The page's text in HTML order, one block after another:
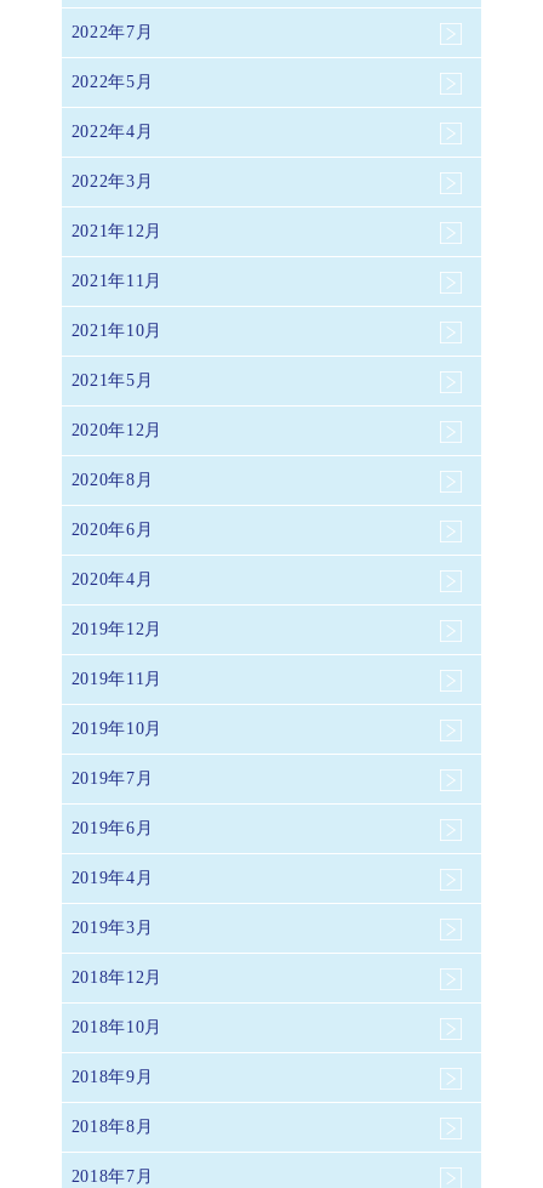
2022年7月
2022年5月
2022年4月
2022年3月
2021年12月
2021年11月
2021年10月
2021年5月
2020年12月
2020年8月
2020年6月
2020年4月
2019年12月
2019年11月
2019年10月
2019年7月
2019年6月
2019年4月
2019年3月
2018年12月
2018年10月
2018年9月
2018年8月
2018年7月